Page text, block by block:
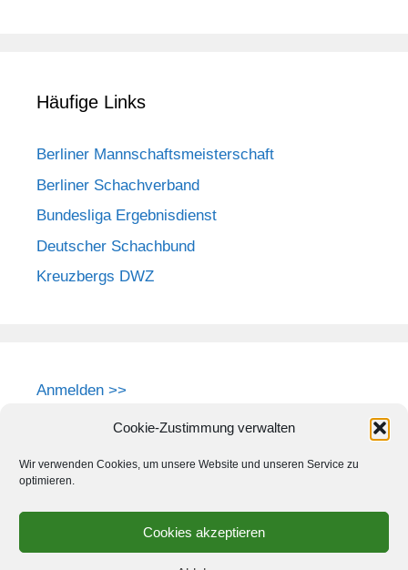
Cookie-Zustimmung verwalten
Wir verwenden Cookies, um unsere Website und unseren Service zu
optimieren.
Cookies akzeptieren
Häufige Links
Berliner Mannschaftsmeisterschaft
Berliner Schachverband
Bundesliga Ergebnisdienst
Deutscher Schachbund
Kreuzbergs DWZ
Anmelden >>